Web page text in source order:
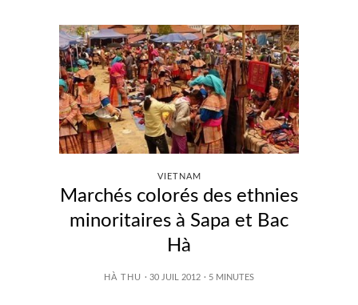
VIETNAM
Marchés colorés des ethnies
minoritaires à Sapa et Bac
Hà
HÀ THU · 30 JUIL 2012 · 5 MINUTES